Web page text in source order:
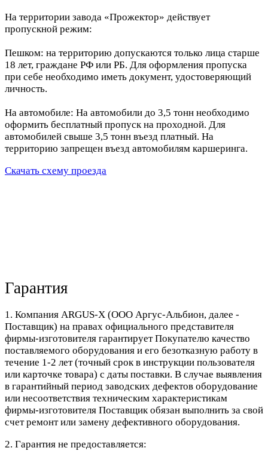
На территории завода «Прожектор» действует
пропускной режим:
Пешком: на территорию допускаются только лица старше
18 лет, граждане РФ или РБ. Для оформления пропуска
при себе необходимо иметь документ, удостоверяющий
личность.
На автомобиле: На автомобили до 3,5 тонн необходимо
оформить бесплатный пропуск на проходной. Для
автомобилей свыше 3,5 тонн въезд платный. На
территорию запрещен въезд автомобилям каршеринга.
Скачать схему проезда
Гарантия
1. Компания ARGUS-X (ООО Аргус-Альбион, далее -
Поставщик) на правах официального представителя
фирмы-изготовителя гарантирует Покупателю качество
поставляемого оборудования и его безотказную работу в
течение 1-2 лет (точный срок в инструкции пользователя
или карточке товара) с даты поставки. В случае выявления
в гарантийный период заводских дефектов оборудование
или несоответствия техническим характеристикам
фирмы-изготовителя Поставщик обязан выполнить за свой
счет ремонт или замену дефективного оборудования.
2. Гарантия не предоставляется: